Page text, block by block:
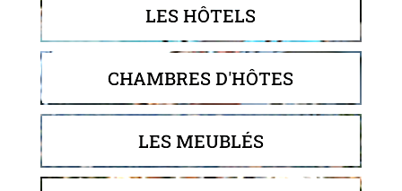
LES HÔTELS
CHAMBRES D'HÔTES
LES MEUBLÉS